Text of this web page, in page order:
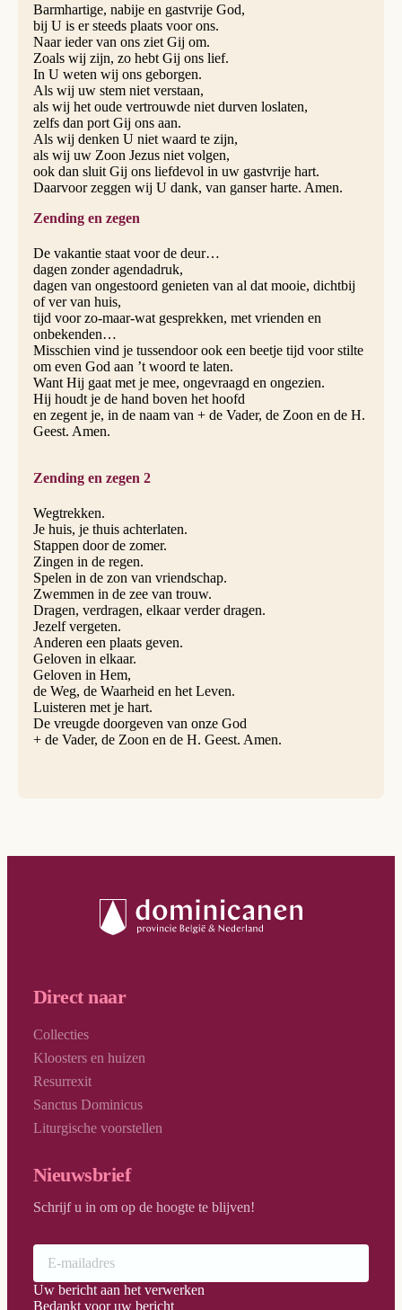
Barmhartige, nabije en gastvrije God,
bij U is er steeds plaats voor ons.
Naar ieder van ons ziet Gij om.
Zoals wij zijn, zo hebt Gij ons lief.
In U weten wij ons geborgen.
Als wij uw stem niet verstaan,
als wij het oude vertrouwde niet durven loslaten,
zelfs dan port Gij ons aan.
Als wij denken U niet waard te zijn,
als wij uw Zoon Jezus niet volgen,
ook dan sluit Gij ons liefdevol in uw gastvrije hart.
Daarvoor zeggen wij U dank, van ganser harte. Amen.
Zending en zegen
De vakantie staat voor de deur…
dagen zonder agendadruk,
dagen van ongestoord genieten van al dat mooie, dichtbij
of ver van huis,
tijd voor zo-maar-wat gesprekken, met vrienden en
onbekenden…
Misschien vind je tussendoor ook een beetje tijd voor stilte
om even God aan ’t woord te laten.
Want Hij gaat met je mee, ongevraagd en ongezien.
Hij houdt je de hand boven het hoofd
en zegent je, in de naam van + de Vader, de Zoon en de H.
Geest. Amen.
Zending en zegen 2
Wegtrekken.
Je huis, je thuis achterlaten.
Stappen door de zomer.
Zingen in de regen.
Spelen in de zon van vriendschap.
Zwemmen in de zee van trouw.
Dragen, verdragen, elkaar verder dragen.
Jezelf vergeten.
Anderen een plaats geven.
Geloven in elkaar.
Geloven in Hem,
de Weg, de Waarheid en het Leven.
Luisteren met je hart.
De vreugde doorgeven van onze God
+ de Vader, de Zoon en de H. Geest. Amen.
Direct naar
Collecties
Kloosters en huizen
Resurrexit
Sanctus Dominicus
Liturgische voorstellen
Nieuwsbrief
Schrijf u in om op de hoogte te blijven!
Uw bericht aan het verwerken
Bedankt voor uw bericht